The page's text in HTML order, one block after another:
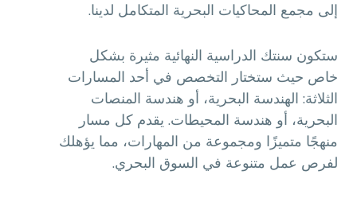
إلى مجمع المحاكيات البحرية المتكامل لدينا.
ستكون سنتك الدراسية النهائية مثيرة بشكل
خاص حيث ستختار التخصص في أحد المسارات
الثلاثة: الهندسة البحرية، أو هندسة المنصات
البحرية، أو هندسة المحيطات. يقدم كل مسار
منهجًا متميزًا ومجموعة من المهارات، مما يؤهلك
لفرص عمل متنوعة في السوق البحري.